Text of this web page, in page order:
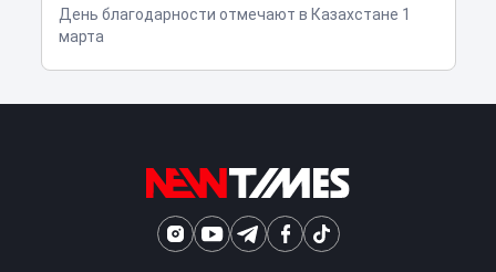
День благодарности отмечают в Казахстане 1
марта